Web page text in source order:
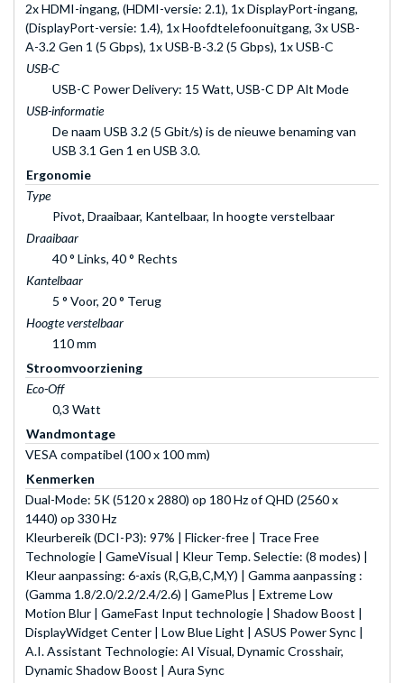
2x HDMI-ingang, (HDMI-versie: 2.1), 1x DisplayPort-ingang,
(DisplayPort-versie: 1.4), 1x Hoofdtelefoonuitgang, 3x USB-
A-3.2 Gen 1 (5 Gbps), 1x USB-B-3.2 (5 Gbps), 1x USB-C
USB-C
USB-C Power Delivery: 15 Watt, USB-C DP Alt Mode
USB-informatie
De naam USB 3.2 (5 Gbit/s) is de nieuwe benaming van
USB 3.1 Gen 1 en USB 3.0.
Ergonomie
Type
Pivot, Draaibaar, Kantelbaar, In hoogte verstelbaar
Draaibaar
40 ° Links, 40 ° Rechts
Kantelbaar
5 ° Voor, 20 ° Terug
Hoogte verstelbaar
110 mm
Stroomvoorziening
Eco-Off
0,3 Watt
Wandmontage
VESA compatibel (100 x 100 mm)
Kenmerken
Dual-Mode: 5K (5120 x 2880) op 180 Hz of QHD (2560 x
1440) op 330 Hz
Kleurbereik (DCI-P3): 97% | Flicker-free | Trace Free
Technologie | GameVisual | Kleur Temp. Selectie: (8 modes) |
Kleur aanpassing: 6-axis (R,G,B,C,M,Y) | Gamma aanpassing :
(Gamma 1.8/2.0/2.2/2.4/2.6) | GamePlus | Extreme Low
Motion Blur | GameFast Input technologie | Shadow Boost |
DisplayWidget Center | Low Blue Light | ASUS Power Sync |
A.I. Assistant Technologie: AI Visual, Dynamic Crosshair,
Dynamic Shadow Boost | Aura Sync